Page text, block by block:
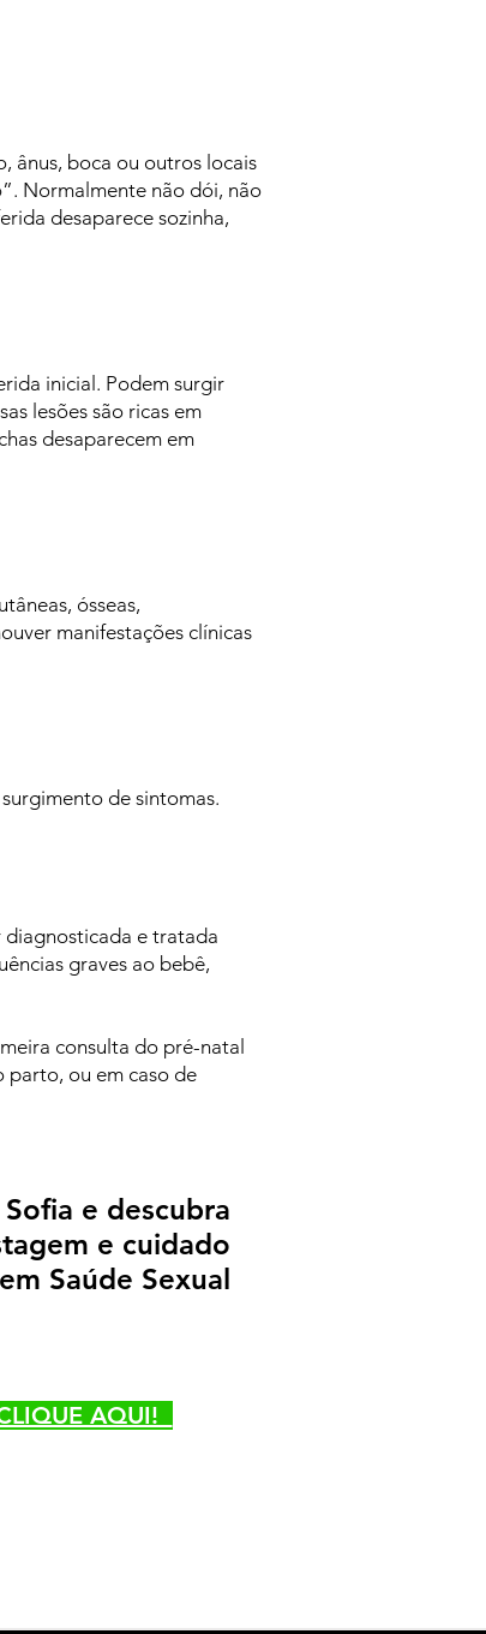
ânus, boca ou outros locais
Normalmente não dói, não
desaparece sozinha,
inicial. Podem surgir
lesões são ricas em
desaparecem em
ósseas,
manifestações clínicas
de sintomas.
diagnosticada e tratada
graves ao bebê,
consulta do pré-natal
parto, ou em caso de
e descubra
e cuidado
em Saúde Sexual
AQUI!